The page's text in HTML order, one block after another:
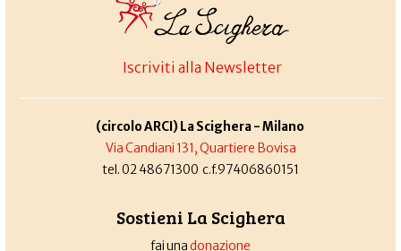
Iscriviti alla Newsletter
(circolo ARCI) La Scighera - Milano
Via Candiani 131, Quartiere Bovisa
tel. 02 48671300 c.f.97406860151
Sostieni La Scighera
fai unadonazione